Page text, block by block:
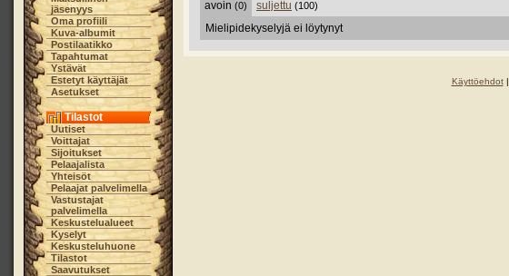
jäsenyys
Oma profiili
Kuva-albumit
Postilaatikko
Tapahtumat
Ystävät
Estetyt käyttäjät
Asetukset
Tilastot
Uutiset
Voittajat
Sijoitukset
Pelaajalista
Yhteisöt
Pelaajat palvelimella
Vastustajat
palvelimella
Keskustelualueet
Kyselyt
Keskusteluhuone
Tilastot
Saavutukset
avoin (0) suljettu (100)
Mielipidekyselyjä ei löytynyt
Käyttöehdot|